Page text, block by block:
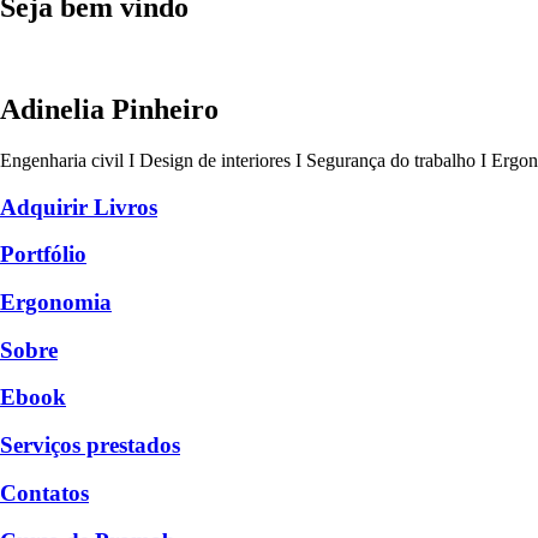
Seja bem vindo
Adinelia Pinheiro
Engenharia civil I Design de interiores I Segurança do trabalho I
Adquirir Livros
Portfólio
Ergonomia
Sobre
Ebook
Serviços prestados
Contatos